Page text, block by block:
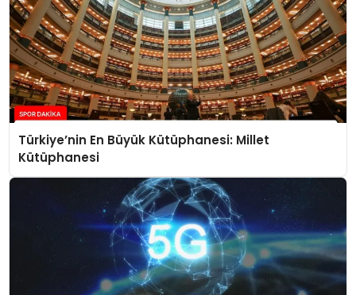
Türkiye’nin En Büyük Kütüphanesi: Millet
Kütüphanesi